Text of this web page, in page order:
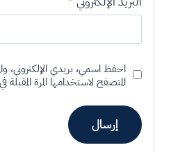
احفظ اسمي، بريدي الإلكتروني،
المتصفح لاستخدامها المرة المقبلة